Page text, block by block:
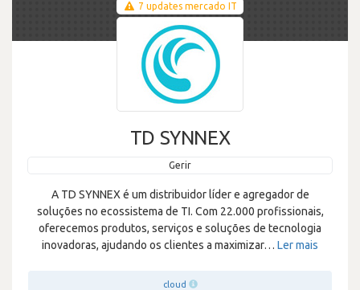
7 updates mercado IT
TD SYNNEX
Gerir
A TD SYNNEX é um distribuidor líder e agregador de
soluções no ecossistema de TI. Com 22.000 profissionais,
oferecemos produtos, serviços e soluções de tecnologia
inovadoras, ajudando os clientes a maximizar… Ler mais
cloud